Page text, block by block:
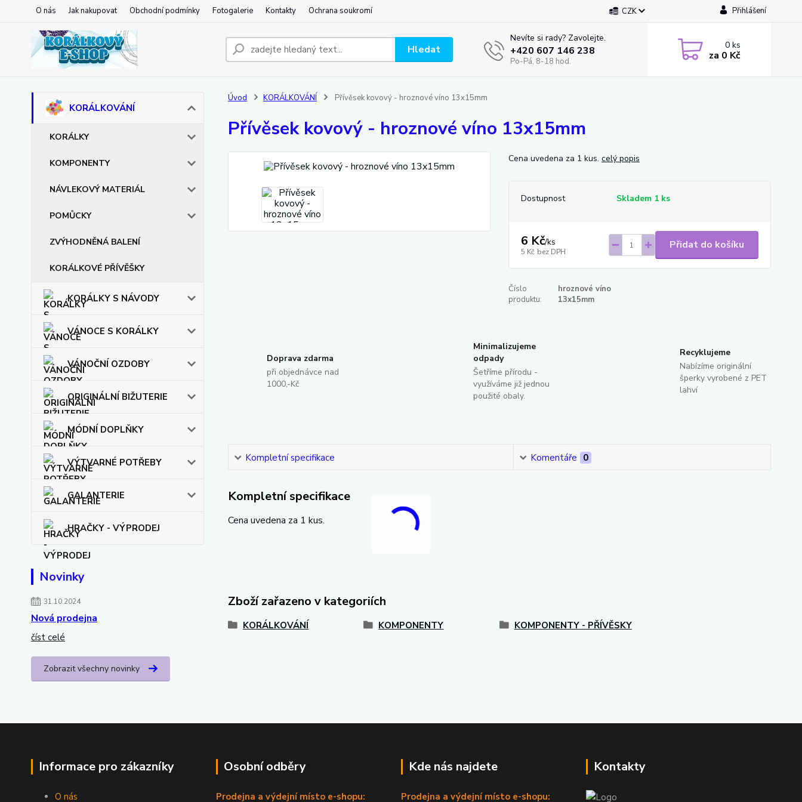
O nás Jak nakupovat Obchodní podmínky Fotogalerie Kontakty Ochrana soukromí CZK Přihlášení
Hledat
Nevíte si rady? Zavolejte.
+420 607 146 238
Po-Pá, 8-18 hod.
0ks
za 0 Kč
KORÁLKOVÁNÍ
KORÁLKY
KOMPONENTY
NÁVLEKOVÝ MATERIÁL
POMŮCKY
ZVÝHODNĚNÁ BALENÍ
KORÁLKOVÉ PŘÍVĚŠKY
KORÁLKY S NÁVODY
VÁNOCE S KORÁLKY
VÁNOČNÍ OZDOBY
ORIGINÁLNÍ BIŽUTERIE
MÓDNÍ DOPLŇKY
VÝTVARNÉ POTŘEBY
GALANTERIE
HRAČKY - VÝPRODEJ
Novinky
31.10.2024
Nová prodejna
číst celé
Zobrazit všechny novinky
Úvod KORÁLKOVÁNÍ Přívěsek kovový - hroznové víno 13x15mm
Přívěsek kovový - hroznové víno 13x15mm
Cena uvedena za 1 kus. celý popis
Dostupnost Skladem 1 ks
6 Kč/ks
5 Kč bez DPH
Přidat do košíku
Číslo
produktu:
hroznové víno
13x15mm
Doprava zdarma
při objednávce nad
1000,-Kč
Minimalizujeme
odpady
Šetříme přírodu -
využíváme již jednou
použité obaly.
Recyklujeme
Nabízíme originální
šperky vyrobené z PET
lahví
Kompletní specifikace Komentáře 0
Kompletní specifikace
Cena uvedena za 1 kus.
Zboží zařazeno v kategoriích
KORÁLKOVÁNÍ KOMPONENTY KOMPONENTY - PŘÍVĚSKY
Informace pro zákazníky
O nás
Osobní odběry
Prodejna a výdejní místo e-shopu:
Kde nás najdete
Prodejna a výdejní místo e-shopu:
Kontakty